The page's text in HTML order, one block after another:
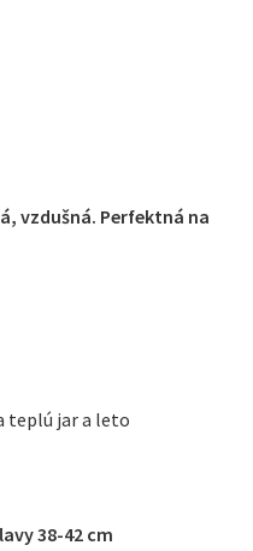
vzdušná. Perfektná na
teplú jar a leto
38-42 cm